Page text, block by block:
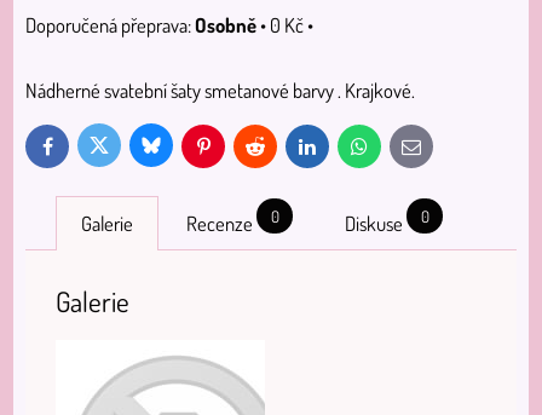
Osobně•0 Kč•
Nádherné svatební šaty smetanové barvy . Krajkové.
FacebookTwitter Bluesky PinterestReddit LinkedInWhatsApp
E-
mail
Galerie Recenze 0 Diskuse 0
Galerie